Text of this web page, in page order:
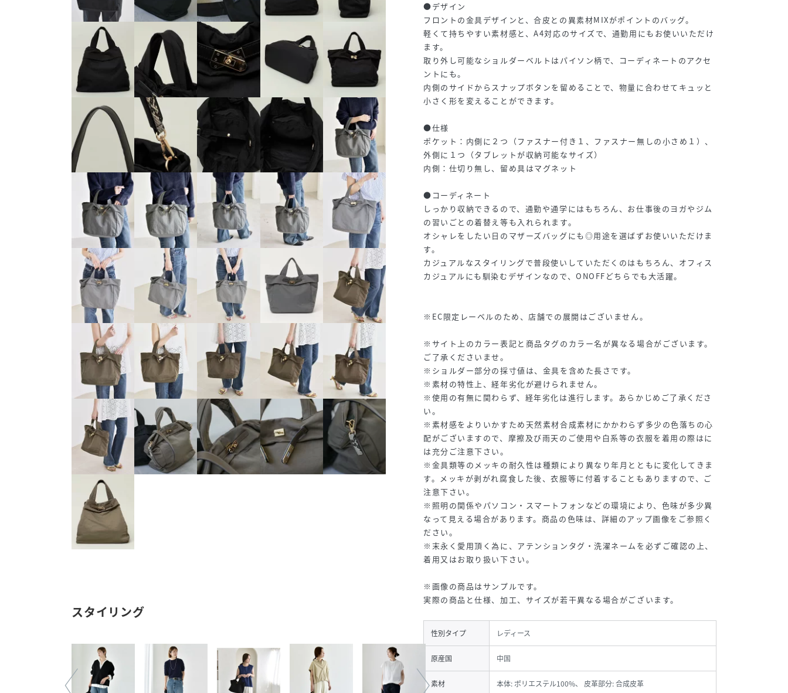
スタイリング
●デザイン
フロントの金具デザインと、合皮との異素材MIXがポイントのバッグ。
軽くて持ちやすい素材感と、A4対応のサイズで、通勤用にもお使いいただけ
ます。
取り外し可能なショルダーベルトはパイソン柄で、コーディネートのアクセ
ントにも。
内側のサイドからスナップボタンを留めることで、物量に合わせてキュッと
小さく形を変えることができます。
●仕様
ポケット：内側に２つ（ファスナー付き１、ファスナー無しの小さめ１）、
外側に１つ（タブレットが収納可能なサイズ）
内側：仕切り無し、留め具はマグネット
●コーディネート
しっかり収納できるので、通勤や通学にはもちろん、お仕事後のヨガやジム
の習いごとの着替え等も入れられます。
オシャレをしたい日のマザーズバッグにも◎用途を選ばずお使いいただけま
す。
カジュアルなスタイリングで普段使いしていただくのはもちろん、オフィス
カジュアルにも馴染むデザインなので、ONOFFどちらでも大活躍。
※EC限定レーベルのため、店舗での展開はございません。
※サイト上のカラー表記と商品タグのカラー名が異なる場合がございます。
ご了承くださいませ。
※ショルダー部分の採寸値は、金具を含めた長さです。
※素材の特性上、経年劣化が避けられません。
※使用の有無に関わらず、経年劣化は進行します。あらかじめご了承くださ
い。
※素材感をよりいかすため天然素材合成素材にかかわらず多少の色落ちの心
配がございますので、摩擦及び雨天のご使用や白系等の衣服を着用の際はに
は充分ご注意下さい。
※金具類等のメッキの耐久性は種類により異なり年月とともに変化してきま
す。メッキが剥がれ腐食した後、衣服等に付着することもありますので、ご
注意下さい。
※照明の関係やパソコン・スマートフォンなどの環境により、色味が多少異
なって見える場合があります。商品の色味は、詳細のアップ画像をご参照く
ださい。
※末永く愛用頂く為に、アテンションタグ・洗濯ネームを必ずご確認の上、
着用又はお取り扱い下さい。
※画像の商品はサンプルです。
実際の商品と仕様、加工、サイズが若干異なる場合がございます。
性別タイプ レディース
原産国 中国
素材 本体: ポリエステル100%、 皮革部分: 合成皮革